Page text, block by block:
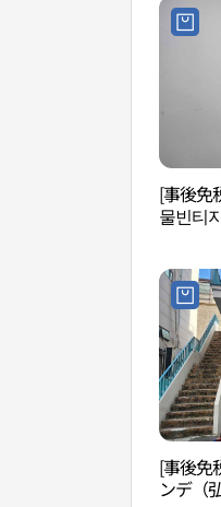
[事後免
물빈티
[事後免
ンデ（